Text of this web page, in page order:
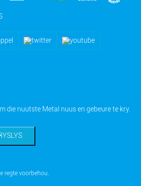
die nuutste Metal nuus en gebeure te kry.
regte voorbehou.